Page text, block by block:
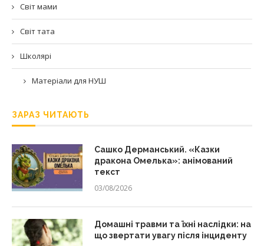
Світ мами
Світ тата
Школярі
Матеріали для НУШ
ЗАРАЗ ЧИТАЮТЬ
Сашко Дерманський. «Казки
дракона Омелька»: анімований
текст
03/08/2026
Домашні травми та їхні наслідки: на
що звертати увагу після інциденту